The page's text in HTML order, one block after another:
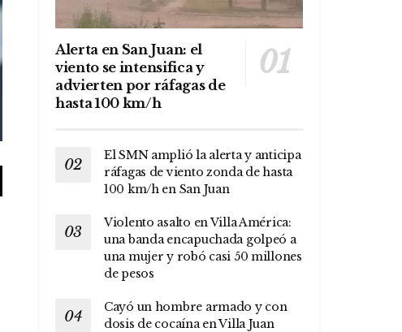
Alerta en San Juan: el
viento se intensifica y
advierten por ráfagas de
hasta 100 km/h
El SMN amplió la alerta y anticipa
ráfagas de viento zonda de hasta
100 km/h en San Juan
Violento asalto en Villa América:
una banda encapuchada golpeó a
una mujer y robó casi 50 millones
de pesos
Cayó un hombre armado y con
dosis de cocaína en Villa Juan